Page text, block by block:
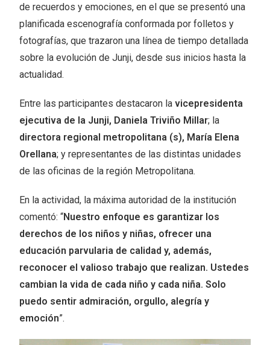
de recuerdos y emociones, en el que se presentó una
planificada escenografía conformada por folletos y
fotografías, que trazaron una línea de tiempo detallada
sobre la evolución de Junji, desde sus inicios hasta la
actualidad.
Entre las participantes destacaron lavicepresidenta
ejecutiva de la Junji, Daniela Triviño Millar; la
directora regional metropolitana (s), María Elena
Orellana; y representantes de las distintas unidades
de las oficinas de la región Metropolitana.
En la actividad, la máxima autoridad de la institución
comentó: “Nuestro enfoque es garantizar los
derechos de los niños y niñas, ofrecer una
educación parvularia de calidad y, además,
reconocer el valioso trabajo que realizan. Ustedes
cambian la vida de cada niño y cada niña. Solo
puedo sentir admiración, orgullo, alegría y
emoción”.